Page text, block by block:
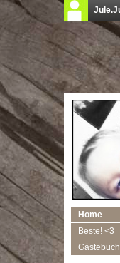
Home
Beste! <3
Gästebuch